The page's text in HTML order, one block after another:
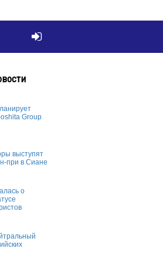

Group
выступят
при в Сиане
о